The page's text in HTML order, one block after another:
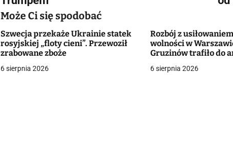
i
g
a
Może Ci się spodobać
Szwecja przekaże Ukrainie statek
rosyjskiej „floty cieni”. Przewoził
zrabowane zboże
6 sierpnia 2026
Rozbój z
wolności w
Gruzinów trafiło do
6 sierpnia 2026